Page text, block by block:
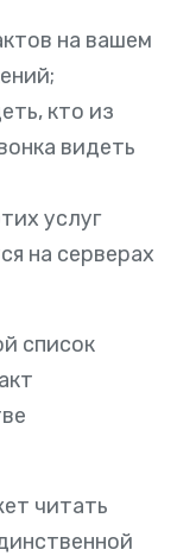
на вашем
кто из
видеть
услуг
на серверах
список
читать